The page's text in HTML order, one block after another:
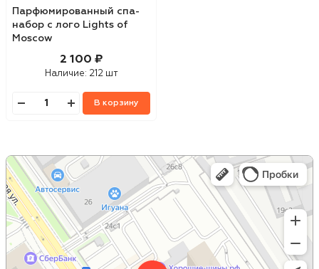
Парфюмированный спа-
набор с лого Lights of
Moscow
2 100 ₽
Наличие: 212 шт
В корзину